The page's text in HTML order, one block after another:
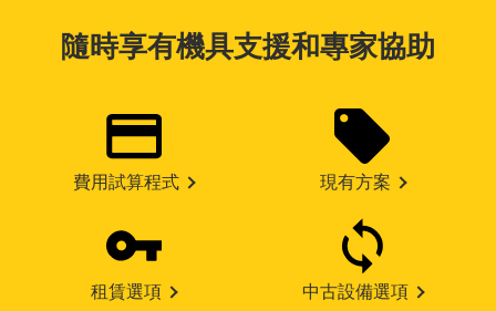
隨時享有機具支援和專家協助
費用試算程式 現有方案
租賃選項 中古設備選項